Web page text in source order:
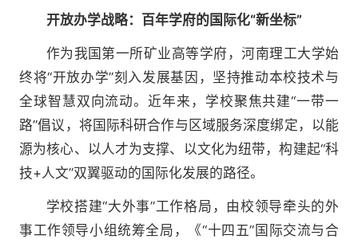
开放办学战略：百年学府的国际化“新坐标”
作为我国第一所矿业高等学府，河南理工大学始
终将“开放办学”刻入发展基因，坚持推动本校技术与
全球智慧双向流动。近年来，学校聚焦共建“一带一
路”倡议，将国际科研合作与区域服务深度绑定，以能
源为核心、以人才为支撑、以文化为纽带，构建起“科
技+人文”双翼驱动的国际化发展的路径。
学校搭建“大外事”工作格局，由校领导牵头的外
事工作领导小组统筹全局，《“十四五”国际交流与合